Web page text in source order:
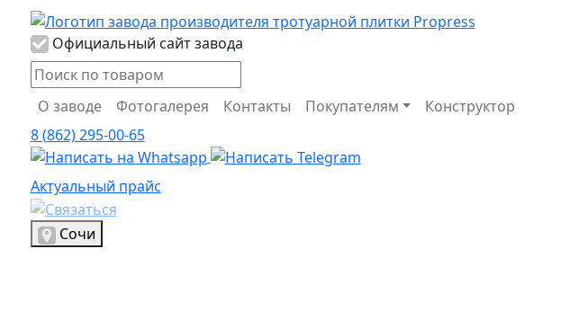
Логотип Propress
Официальный сайт завода
О заводе Фотогалерея Контакты Покупателям
Конструктор
8 (862) 295-00-65
Актуальный прайс
Актуальный прайс
Выбрать город
Сочи